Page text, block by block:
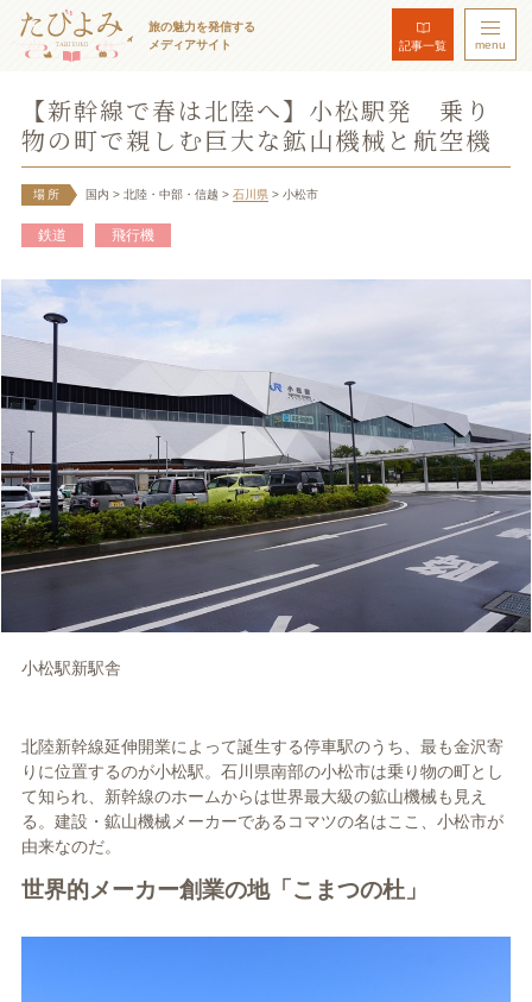
旅の魅力を発信する
メディアサイト
記事一覧 menu
【新幹線で春は北陸へ】小松駅発 乗り
物の町で親しむ巨大な鉱山機械と航空機
場所 国内 > 北陸・中部・信越 > 石川県 > 小松市
鉄道 飛行機
小松駅新駅舎
北陸新幹線延伸開業によって誕生する停車駅のうち、最も金沢寄
りに位置するのが小松駅。石川県南部の小松市は乗り物の町とし
て知られ、新幹線のホームからは世界最大級の鉱山機械も見え
る。建設・鉱山機械メーカーであるコマツの名はここ、小松市が
由来なのだ。
世界的メーカー創業の地「こまつの杜」